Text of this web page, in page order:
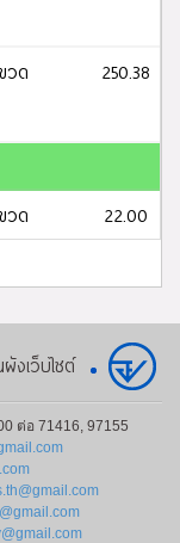
วด 250.38
วด 22.00
ม็ด
งเว็บไซต์
ต่อ 71416, 97155